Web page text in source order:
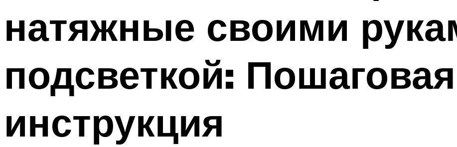
натяжные своими
подсветкой: Пошаговая
инструкция